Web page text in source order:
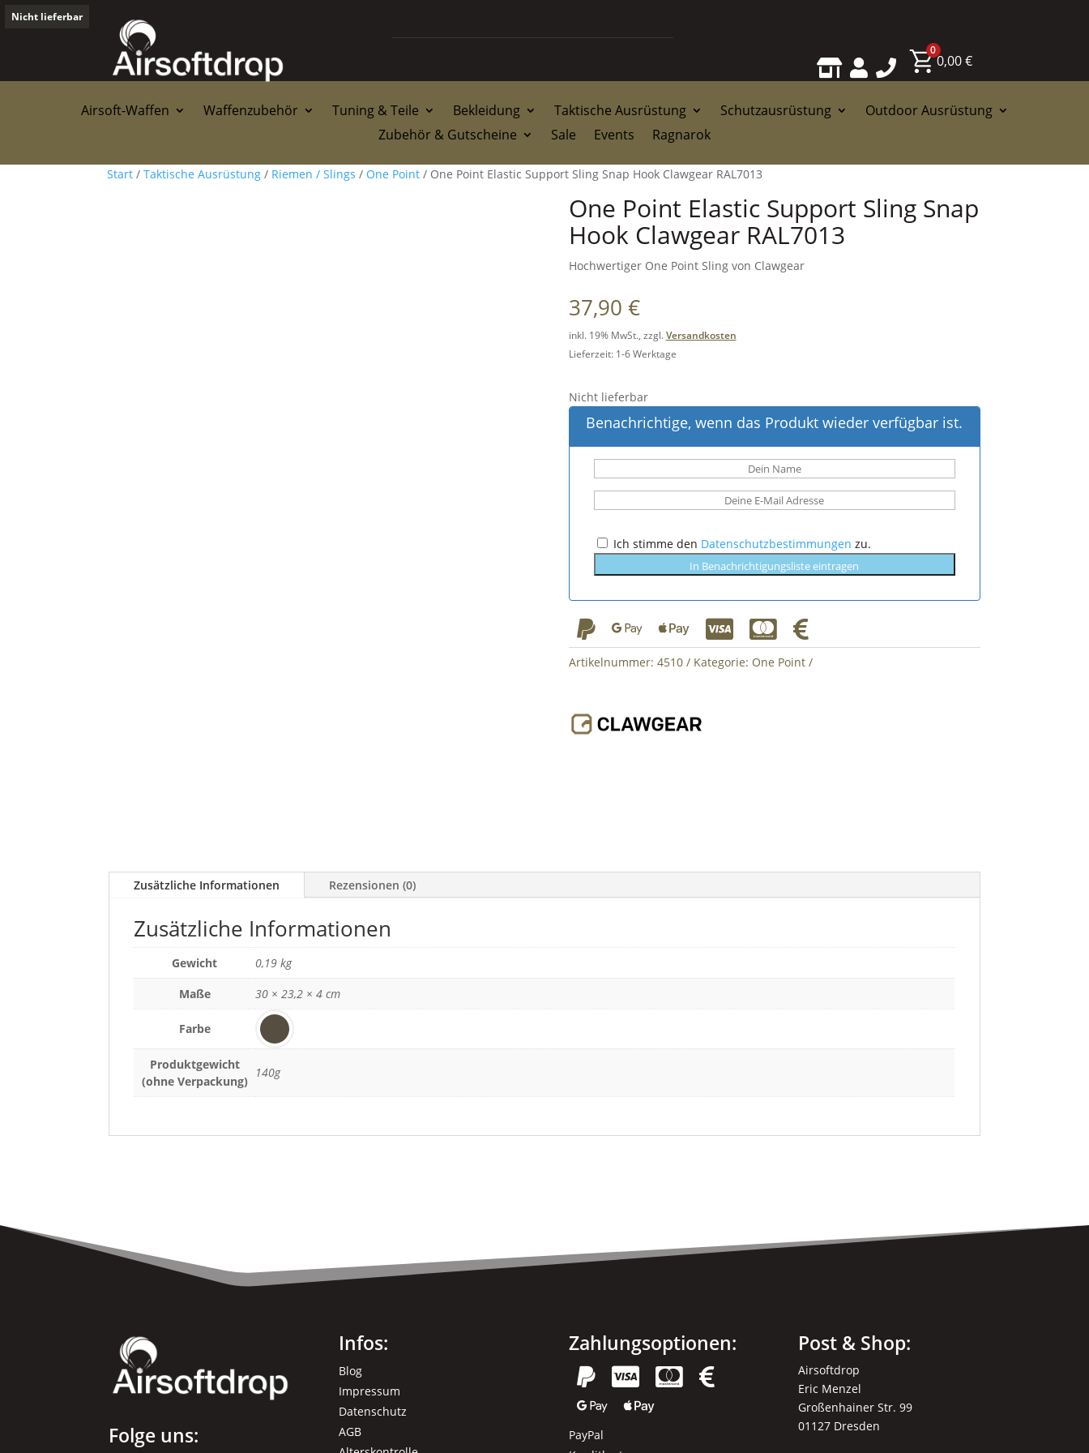
  
0
0,00€
Airsoft-Waffen Waffenzubehör Tuning & Teile Bekleidung Taktische Ausrüstung Schutzausrüstung
Outdoor Ausrüstung
Zubehör & Gutscheine
Sale Events Ragnarok
Nicht lieferbar
Start / Taktische Ausrüstung / Riemen / Slings / One Point / One Point Elastic Support Sling Snap Hook Clawgear RAL7013
One Point Elastic Support Sling Snap
Hook Clawgear RAL7013
Hochwertiger One Point Sling von Clawgear
37,90 €
inkl. 19% MwSt., zzgl.Versandkosten
Lieferzeit: 1-6 Werktage
Nicht lieferbar
Benachrichtige, wenn das Produkt wieder verfügbar ist.
Ich stimme den Datenschutzbestimmungen zu.
In Benachrichtigungsliste eintragen
     
Artikelnummer: 4510 Kategorie: One Point
Zusätzliche Informationen Rezensionen (0)
Zusätzliche Informationen
Gewicht
0,19 kg
Maße
30 × 23,2 × 4 cm
Farbe
Produktgewicht
(ohne Verpackung)
140g
Folge uns:
Infos:
Blog
Impressum
Datenschutz
AGB
Zahlungsoptionen:
  



PayPal
Post & Shop:
Airsoftdrop
Eric Menzel
Großenhainer Str. 99
01127 Dresden